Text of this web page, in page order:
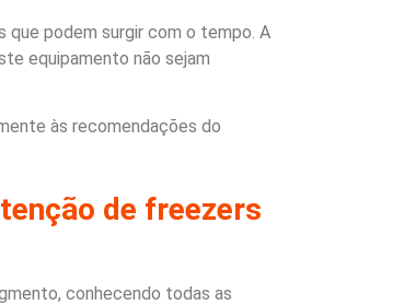
podem surgir com o tempo. A
equipamento não sejam
às recomendações do
de freezers
conhecendo todas as